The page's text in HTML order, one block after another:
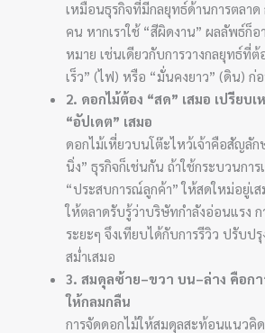
เหมือนธุรกิจที่มีกลยุทธ์ด้านการตลาด
คน หากเราใช้ “สีผิดงาน” ผลลัพธ์ก็
หมาย เช่นเดียวกับการวางกลยุทธ์ที่ต้
เร็ว” (ไฟ) หรือ “มั่นคงยาว” (ดิน) ก่
2. ดอกไม้ต้อง “สด” เสมอ เปรียบ
“อัปเดต” เสมอ
ดอกไม้เหี่ยวบนโต๊ะไหว้เจ้าคือสัญลั
นิ่ง” ธุรกิจก็เช่นกัน ถ้าใช้กระบวนการ
“ประสบการณ์ลูกค้า” ให้สดใหม่อยู่
ให้ตลาดรับรู้ว่าบริษัทกำลังอ่อนแรง
ระยะๆ จึงเทียบได้กับการรีวิว ปรับป
สม่ำเสมอ
3. สมดุลซ้าย–ขวา บน–ล่าง คือก
ให้กลมกลืน
การจัดดอกไม้ให้สมดุลสะท้อนแนวคิ